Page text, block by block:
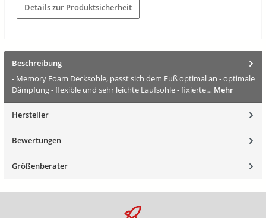
Details zur Produktsicherheit
Beschreibung
- Memory Foam Decksohle, passt sich dem Fuß optimal an - optimale
Dämpfung - flexible und sehr leichte Laufsohle - fixierte… Mehr
Hersteller
Bewertungen
Größenberater